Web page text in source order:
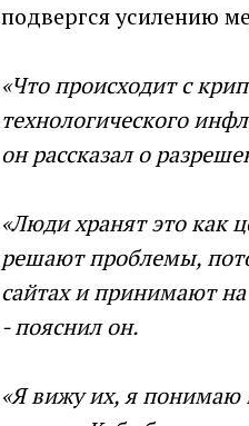
подвергся усилению
«Что происходит с
технологического
он рассказал о
«Люди хранят это как
решают проблемы,
сайтах и ​​принимают на
- пояснил он.
«Я вижу их, я понимаю